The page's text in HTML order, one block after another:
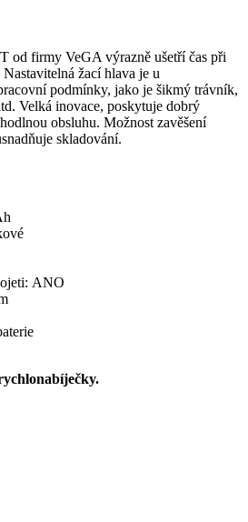
od firmy VeGA výrazně ušetří čas při
žací hlava je u
podmínky, jako je šikmý trávník,
Velká inovace, poskytuje dobrý
obsluhu. Možnost zavěšení
skladování.
ANO